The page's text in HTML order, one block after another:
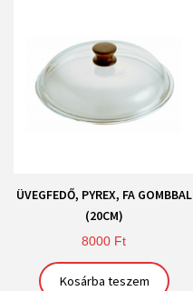
ÜVEGFEDŐ, PYREX, FA GOMBBAL
(20CM)
8000 Ft
Kosárba teszem